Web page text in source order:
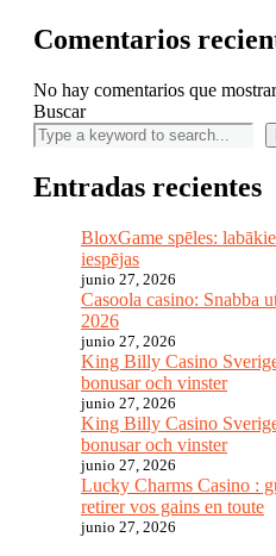
Comentarios
No hay comentarios que
Buscar
Entradas recientes
BloxGame spēles:
iespējas
junio 27, 2026
Casoola casino: Snabba
2026
junio 27, 2026
King Billy Casino
bonusar och vinster
junio 27, 2026
King Billy Casino
bonusar och vinster
junio 27, 2026
Lucky Charms Casino :
retirer vos gains en toute
junio 27, 2026